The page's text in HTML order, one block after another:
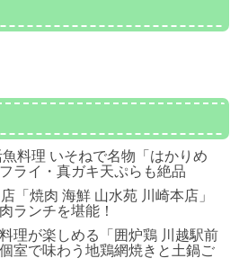
魚料理 いそねで名物「はかりめ
ライ・真ガキ天ぷらも絶品
「焼肉 海鮮 山水苑 川崎本店」
ランチを堪能！
理が楽しめる「囲炉鶏 川越駅前
室で味わう地鶏網焼きと土鍋ご